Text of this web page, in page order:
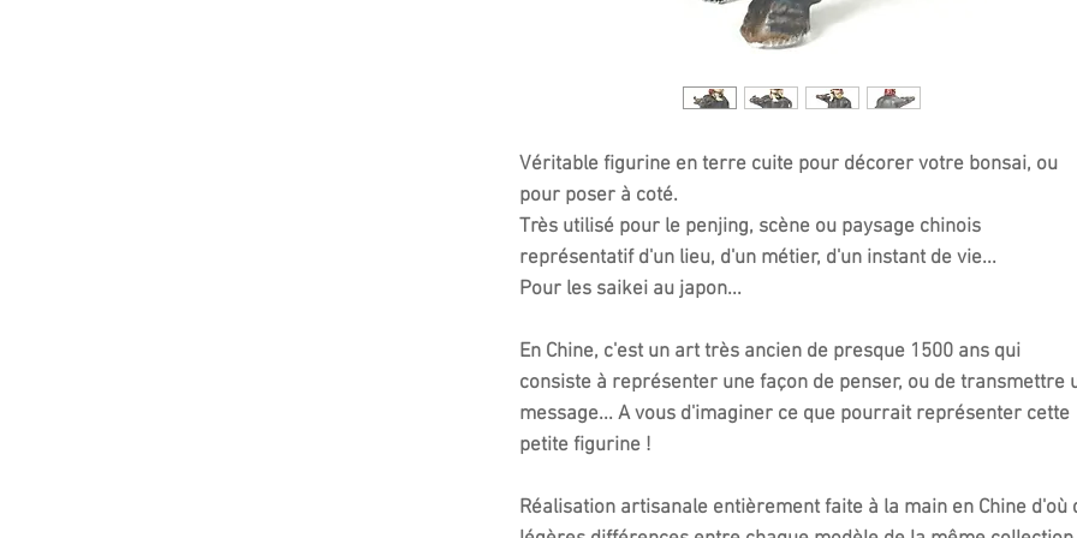
Véritable figurine en terre cuite pour décorer votre bonsai, ou
pour poser à coté.
Très utilisé pour le penjing, scène ou paysage chinois
représentatif d'un lieu, d'un métier, d'un instant de vie...
Pour les saikei au japon...
En Chine, c'est un art très ancien de presque 1500 ans qui
consiste à représenter une façon de penser, ou de transmettre
message... A vous d'imaginer ce que pourrait représenter cette
petite figurine !
Réalisation artisanale entièrement faite à la main en Chine d'où